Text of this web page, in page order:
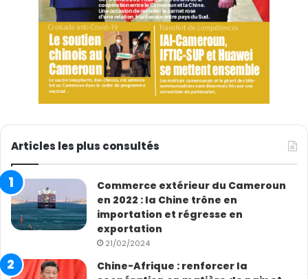
Articles les plus consultés
Commerce extérieur du Cameroun
en 2022 : la Chine trône en
importation et régresse en
exportation
21/02/2024
Chine-Afrique : renforcer la